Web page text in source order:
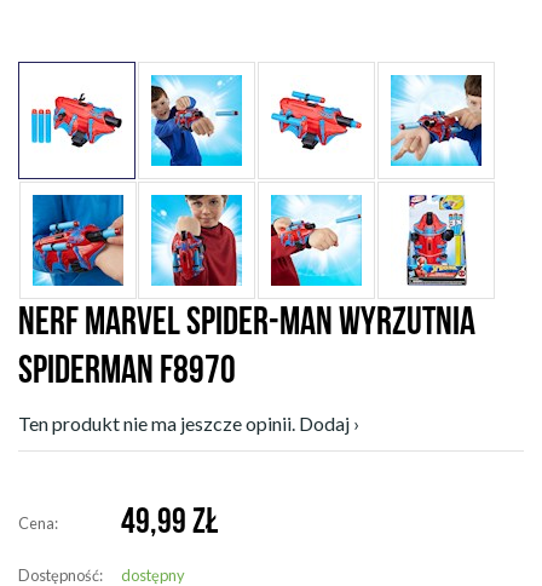
NERF MARVEL SPIDER-MAN WYRZUTNIA
SPIDERMAN F8970
Ten produkt nie ma jeszcze opinii. Dodaj ›
Cena: 49,99 ZŁ
Dostępność: dostępny